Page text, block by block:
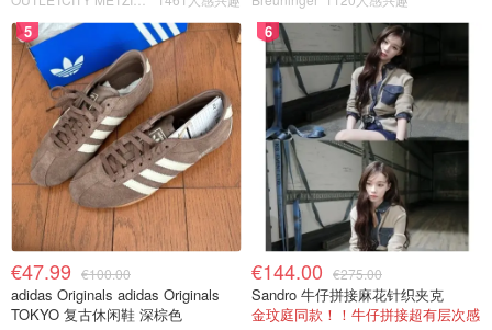
5
€47.99 €100.00
adidas Originals adidas Originals
TOKYO 复古休闲鞋 深棕色
6
€144.00 €275.00
Sandro 牛仔拼接麻花针织夹克
金玟庭同款！！牛仔拼接超有层次感